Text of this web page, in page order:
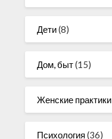
Дети(8)
Дом, быт(15)
Женские практики
Психология (36)